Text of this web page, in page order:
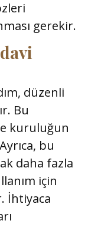
gerekir.
düzenli
Bu
kuruluğun
bu
daha fazla
için
İhtiyaca